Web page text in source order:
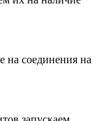
соединения на